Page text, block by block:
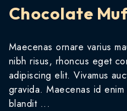
Chocolate
Maecenas ornare varius
nibh risus, rhoncus eget
adipiscing elit. Vivamus
gravida. Maecenas id
blandit ...